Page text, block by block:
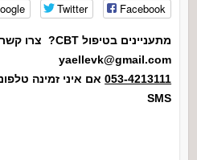
Facebook
Twitter
מתעניינים בטיפול CBT? צרו קשר:
yaellevk@gmail.com
053-4213111 אם איני זמינה
SMS